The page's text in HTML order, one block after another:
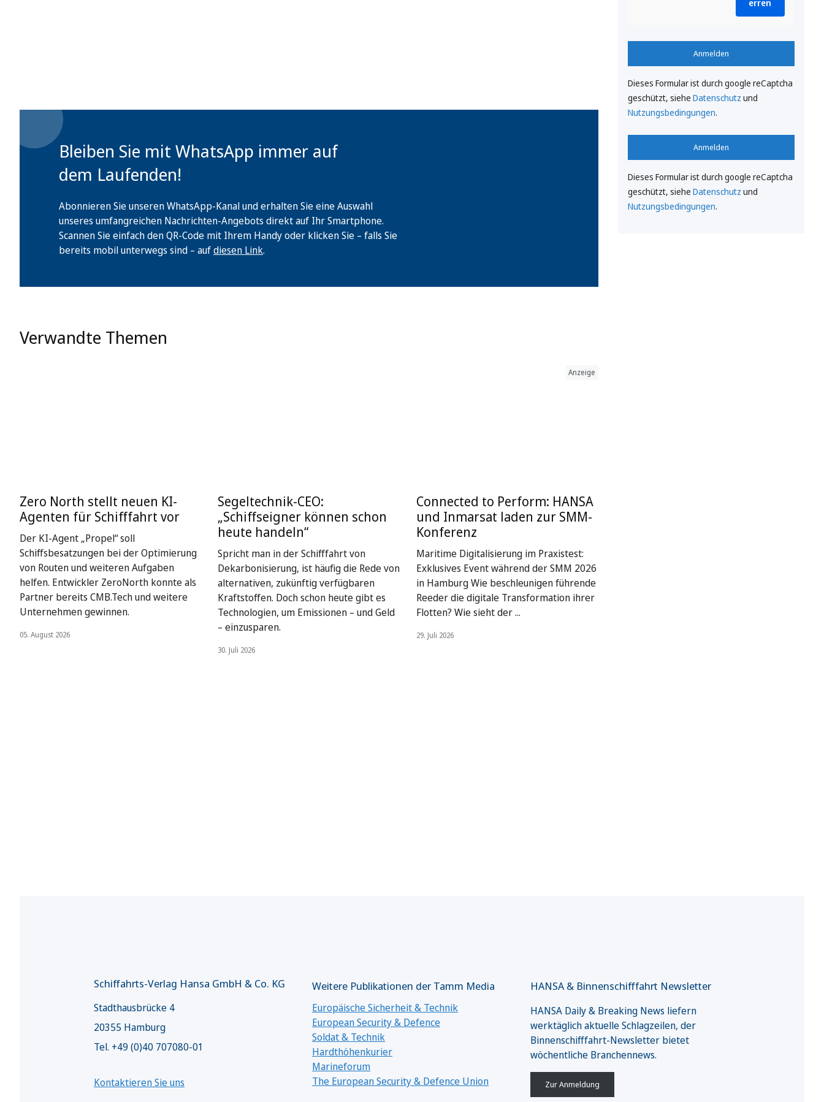
Bleiben Sie mit WhatsApp immer auf
dem Laufenden!
Abonnieren Sie unseren WhatsApp-Kanal und erhalten Sie eine Auswahl
unseres umfangreichen Nachrichten-Angebots direkt auf Ihr Smartphone.
Scannen Sie einfach den QR-Code mit Ihrem Handy oder klicken Sie – falls Sie
bereits mobil unterwegs sind – aufdiesen Link.
Verwandte Themen
Zero North stellt neuen KI-
Agenten für Schifffahrt vor
Der KI-Agent „Propel“ soll
Schiffsbesatzungen bei der Optimierung
von Routen und weiteren Aufgaben
helfen. Entwickler ZeroNorth konnte als
Partner bereits CMB.Tech und weitere
Unternehmen gewinnen.
05. August 2026
Segeltechnik-CEO:
„Schiffseigner können schon
heute handeln“
Spricht man in der Schifffahrt von
Dekarbonisierung, ist häufig die Rede von
alternativen, zukünftig verfügbaren
Kraftstoffen. Doch schon heute gibt es
Technologien, um Emissionen – und Geld
– einzusparen.
30. Juli 2026
Anzeige
Connected to Perform: HANSA
und Inmarsat laden zur SMM-
Konferenz
Maritime Digitalisierung im Praxistest:
Exklusives Event während der SMM 2026
in Hamburg Wie beschleunigen führende
Reeder die digitale Transformation ihrer
Flotten? Wie sieht der ...
29. Juli 2026
erren
Anmelden
Dieses Formular ist durch google reCaptcha
geschützt, siehe Datenschutz und
Nutzungsbedingungen.
Anmelden
Dieses Formular ist durch google reCaptcha
geschützt, siehe Datenschutz und
Nutzungsbedingungen.
Schiffahrts-Verlag Hansa GmbH & Co. KG
Stadthausbrücke 4
20355 Hamburg
Tel. +49 (0)40 707080-01
Kontaktieren Sie uns
Weitere Publikationen der Tamm Media
Europäische Sicherheit & Technik
European Security & Defence
Soldat & Technik
Hardthöhenkurier
Marineforum
The European Security & Defence Union
HANSA & Binnenschifffahrt Newsletter
HANSA Daily & Breaking News liefern
werktäglich aktuelle Schlagzeilen, der
Binnenschifffahrt-Newsletter bietet
wöchentliche Branchennews.
Zur Anmeldung